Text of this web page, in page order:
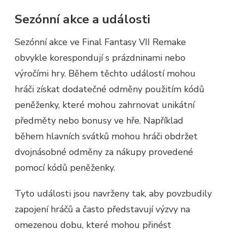
Sezónní akce a události
Sezónní akce ve Final Fantasy VII Remake
obvykle korespondují s prázdninami nebo
výročími hry. Během těchto událostí mohou
hráči získat dodatečné odměny použitím kódů
peněženky, které mohou zahrnovat unikátní
předměty nebo bonusy ve hře. Například
během hlavních svátků mohou hráči obdržet
dvojnásobné odměny za nákupy provedené
pomocí kódů peněženky.
Tyto události jsou navrženy tak, aby povzbudily
zapojení hráčů a často představují výzvy na
omezenou dobu, které mohou přinést